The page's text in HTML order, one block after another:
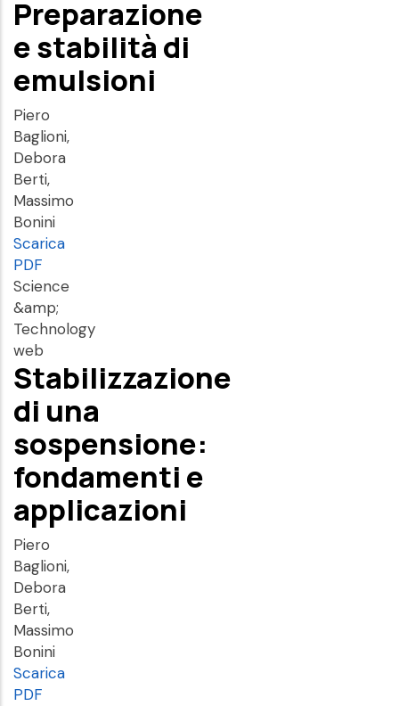
Preparazione
e stabilità di
emulsioni
Piero
Baglioni,
Debora
Berti,
Massimo
Bonini
Scarica
PDF
Science
&amp;
Technology
web
Stabilizzazione
di una
sospensione:
fondamenti e
applicazioni
Piero
Baglioni,
Debora
Berti,
Massimo
Bonini
Scarica
PDF